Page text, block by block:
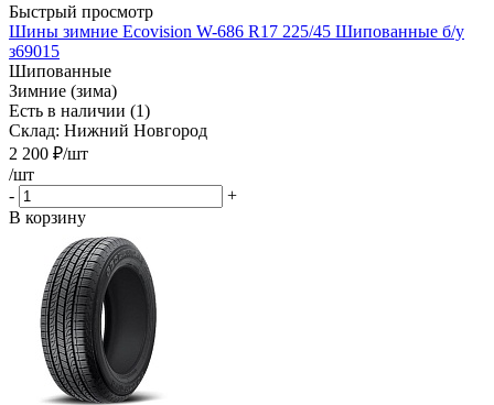
Быстрый просмотр
Шины зимние Ecovision W-686 R17 225/45 Шипованные б/у
з69015
Шипованные
Зимние (зима)
Есть в наличии (1)
Склад: Нижний Новгород
2 200 ₽/шт
/шт
-
+
В корзину